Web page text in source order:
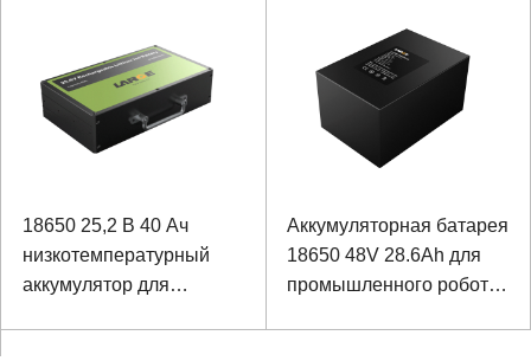
Instrumentation
18650 25,2 В 40 Ач
низкотемпературный
аккумулятор для
Аккумуляторная батарея
18650 48V 28.6Ah для
промышленного робота